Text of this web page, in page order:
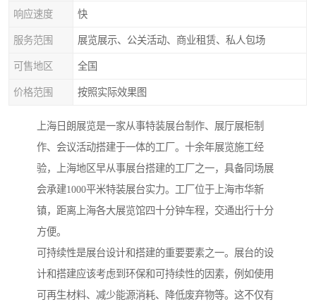
响应速度 快
服务范围 展览展示、公关活动、商业租赁、私人包场
可售地区 全国
价格范围 按照实际效果图
上海日朗展览是一家从事特装展台制作、展厅展柜制
作、会议活动搭建于一体的工厂。十余年展览施工经
验，上海地区早从事展台搭建的工厂之一，具备同场展
会承建1000平米特装展台实力。工厂位于上海市华新
镇，距离上海各大展览馆四十分钟车程，交通出行十分
方便。
可持续性是展台设计和搭建的重要要素之一。展台的设
计和搭建应该考虑到环保和可持续性的因素，例如使用
可再生材料、减少能源消耗、降低废弃物等。这不仅有